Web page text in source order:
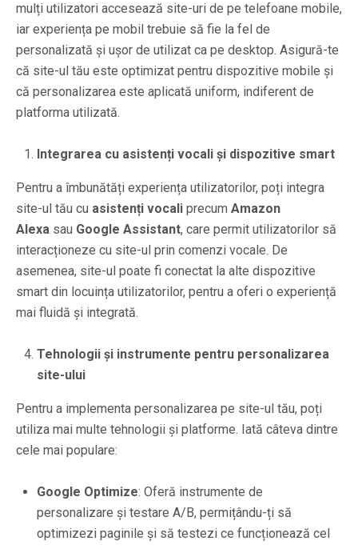
mulți utilizatori accesează site-uri de pe telefoane mobile,
iar experiența pe mobil trebuie să fie la fel de
personalizată și ușor de utilizat ca pe desktop. Asigură-te
că site-ul tău este optimizat pentru dispozitive mobile și
că personalizarea este aplicată uniform, indiferent de
platforma utilizată.
Integrarea cu asistenți vocali și dispozitive smart
Pentru a îmbunătăți experiența utilizatorilor, poți integra
site-ul tău cu asistenți vocali precum Amazon
Alexa sau Google Assistant, care permit utilizatorilor să
interacționeze cu site-ul prin comenzi vocale. De
asemenea, site-ul poate fi conectat la alte dispozitive
smart din locuința utilizatorilor, pentru a oferi o experiență
mai fluidă și integrată.
Tehnologii și instrumente pentru personalizarea
site-ului
Pentru a implementa personalizarea pe site-ul tău, poți
utiliza mai multe tehnologii și platforme. Iată câteva dintre
cele mai populare:
Google Optimize: Oferă instrumente de
personalizare și testare A/B, permițându-ți să
optimizezi paginile și să testezi ce funcționează cel